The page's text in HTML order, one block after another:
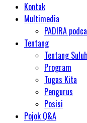
Kontak
Multimedia
PADIRA
Tentang
Tentang
Program
Tugas Kita
Pengurus
Posisi
Pojok Q&A